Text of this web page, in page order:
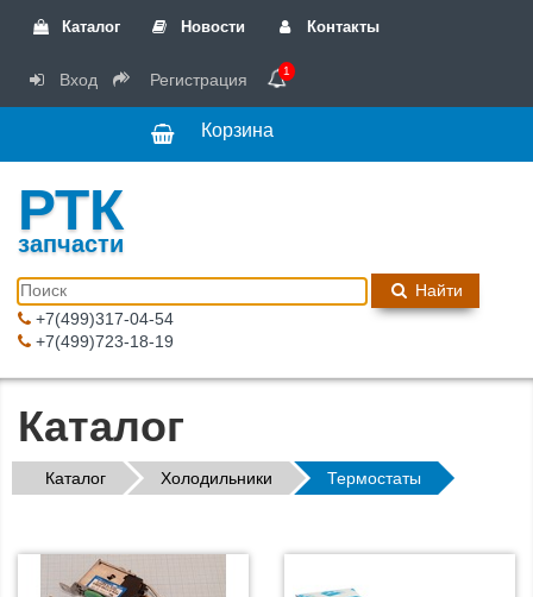
Каталог Новости Контакты
Вход Регистрация 1
Корзина
РТК
запчасти
Найти
+7(499)317-04-54
+7(499)723-18-19
Каталог
Каталог Холодильники Термостаты